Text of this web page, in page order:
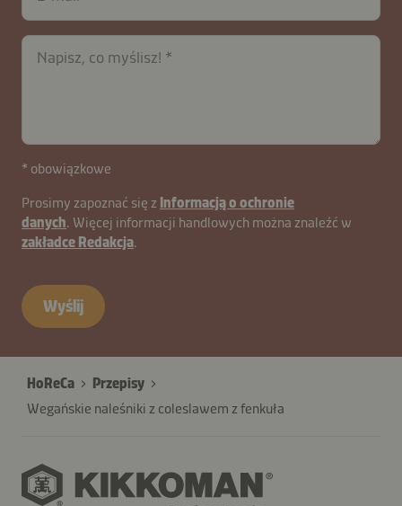
Napisz, co myślisz!
* obowiązkowe
contactPL-
B2B-
27970-
Prosimy zapoznać się z Informacją o ochronie
danych. Więcej informacji handlowych można znaleźć w
zakładce Redakcja.
Wyślij
HoReCa
Przepisy
Wegańskie naleśniki z coleslawem z fenkuła